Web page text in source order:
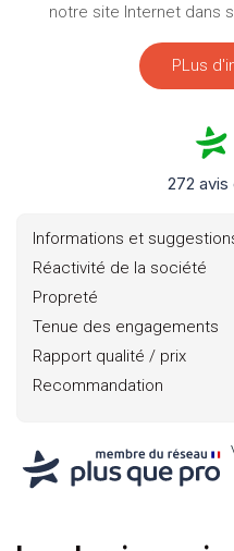
notre site Internet dans
PLus
272
Informations et
Réactivité de la société
Propreté
Tenue des engagements
Rapport qualité / prix
Recommandation